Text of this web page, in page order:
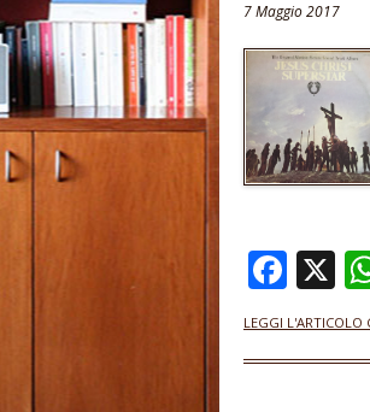
7 Maggio 2017
F
ac
e
X
LEGGI L'ARTICOLO